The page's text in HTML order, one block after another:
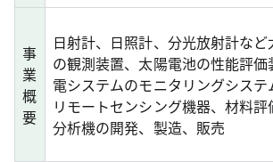
事
業
概
要
日射計、日照計、分光放射計な
の観測装置、太陽電池の性能評
電システムのモニタリングシス
リモートセンシング機器、材料
分析機の開発、製造、販売